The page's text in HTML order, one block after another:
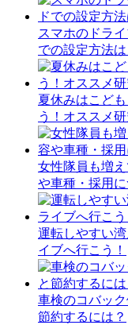
スマホのドラ
での設定方法
夏休みはこど
う！オススメ
女性隊員も増
や車種・採用
運転しやすい
イブへ行こう！
車検のコバッ
節約するには？